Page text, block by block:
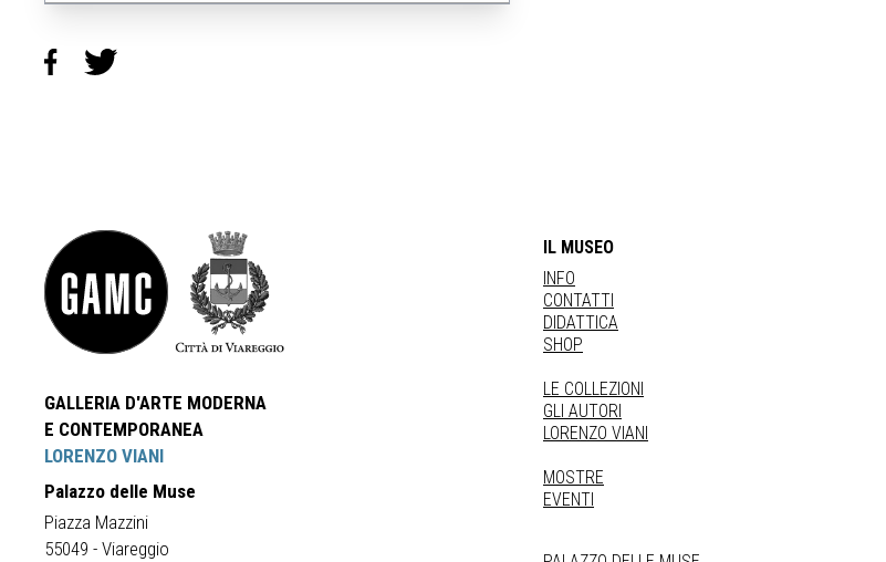
GALLERIA D'ARTE MODERNA
E CONTEMPORANEA
LORENZO VIANI
Palazzo delle Muse
Piazza Mazzini
55049 - Viareggio
IL MUSEO
INFO
CONTATTI
DIDATTICA
SHOP
LE COLLEZIONI
GLI AUTORI
LORENZO VIANI
MOSTRE
EVENTI